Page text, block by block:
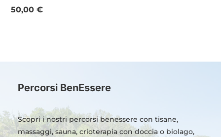
50,00€
Percorsi BenEssere
Scopri i nostri percorsi benessere con tisane,
massaggi, sauna, crioterapia con doccia o biolago,